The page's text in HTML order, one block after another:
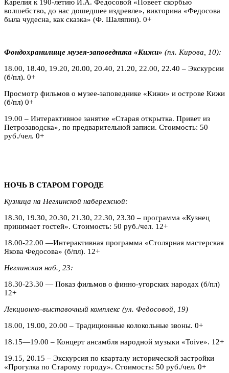
Карелия к 190-летию И.А. Федосовой «Повеет скорбью
волшебство, до нас дошедшее издревле», викторина «Федосова
была чудесна, как сказка» (Ф. Шаляпин). 0+
Фондохранилище музея-заповедника «Кижи» (пл. Кирова, 10):
18.00, 18.40, 19.20, 20.00, 20.40, 21.20, 22.00, 22.40 – Экскурсии
(б/пл). 0+
Просмотр фильмов о музее-заповеднике «Кижи» и острове Кижи
(б/пл) 0+
19.00 – Интерактивное занятие «Старая открытка. Привет из
Петрозаводска», по предварительной записи. Стоимость: 50
руб./чел. 0+
НОЧЬ В СТАРОМ ГОРОДЕ
Кузница на Неглинской набережной:
18.30, 19.30, 20.30, 21.30, 22.30, 23.30 – программа «Кузнец
принимает гостей». Стоимость: 50 руб./чел. 12+
18.00-22.00 —Интерактивная программа «Столярная мастерская
Якова Федосова» (б/пл). 12+
Неглинская наб., 23:
18.30-23.30 — Показ фильмов о финно-угорских народах (б/пл)
12+
Лекционно-выставочный комплекс (ул. Федосовой, 19)
18.00, 19.00, 20.00 – Традиционные колокольные звоны. 0+
18.15—19.00 – Концерт ансамбля народной музыки «Toive». 12+
19.15, 20.15 – Экскурсия по кварталу исторической застройки
«Прогулка по Старому городу». Стоимость: 50 руб./чел. 0+